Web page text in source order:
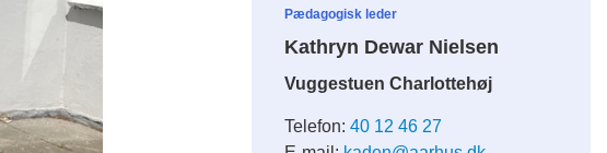
Pædagogisk leder
Kathryn Dewar Nielsen
Vuggestuen Charlottehøj
Telefon:40 12 46 27